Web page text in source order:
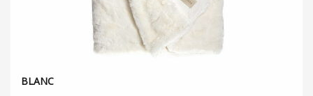
BLANC